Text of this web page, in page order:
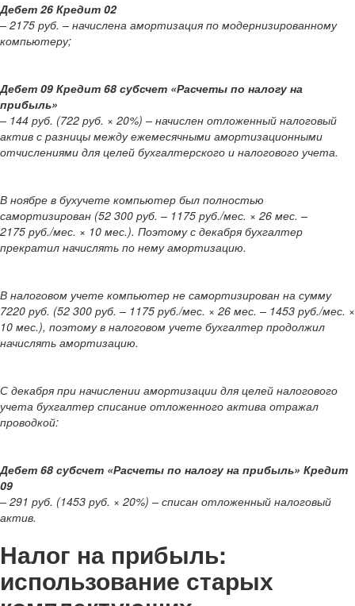
Дебет 26 Кредит 02
– 2175 руб. – начислена амортизация по модернизированному
компьютеру;
Дебет 09 Кредит 68 субсчет «Расчеты по налогу на
прибыль»
– 144 руб. (722 руб. × 20%) – начислен отложенный налоговый
актив с разницы между ежемесячными амортизационными
отчислениями для целей бухгалтерского и налогового учета.
В ноябре в бухучете компьютер был полностью
самортизирован (52 300 руб. – 1175 руб./мес. × 26 мес. –
2175 руб./мес. × 10 мес.). Поэтому с декабря бухгалтер
прекратил начислять по нему амортизацию.
В налоговом учете компьютер не самортизирован на сумму
7220 руб. (52 300 руб. – 1175 руб./мес. × 26 мес. – 1453 руб./мес. ×
10 мес.), поэтому в налоговом учете бухгалтер продолжил
начислять амортизацию.
С декабря при начислении амортизации для целей налогового
учета бухгалтер списание отложенного актива отражал
проводкой:
Дебет 68 субсчет «Расчеты по налогу на прибыль» Кредит
09
– 291 руб. (1453 руб. × 20%) – списан отложенный налоговый
актив.
Налог на прибыль:
использование старых